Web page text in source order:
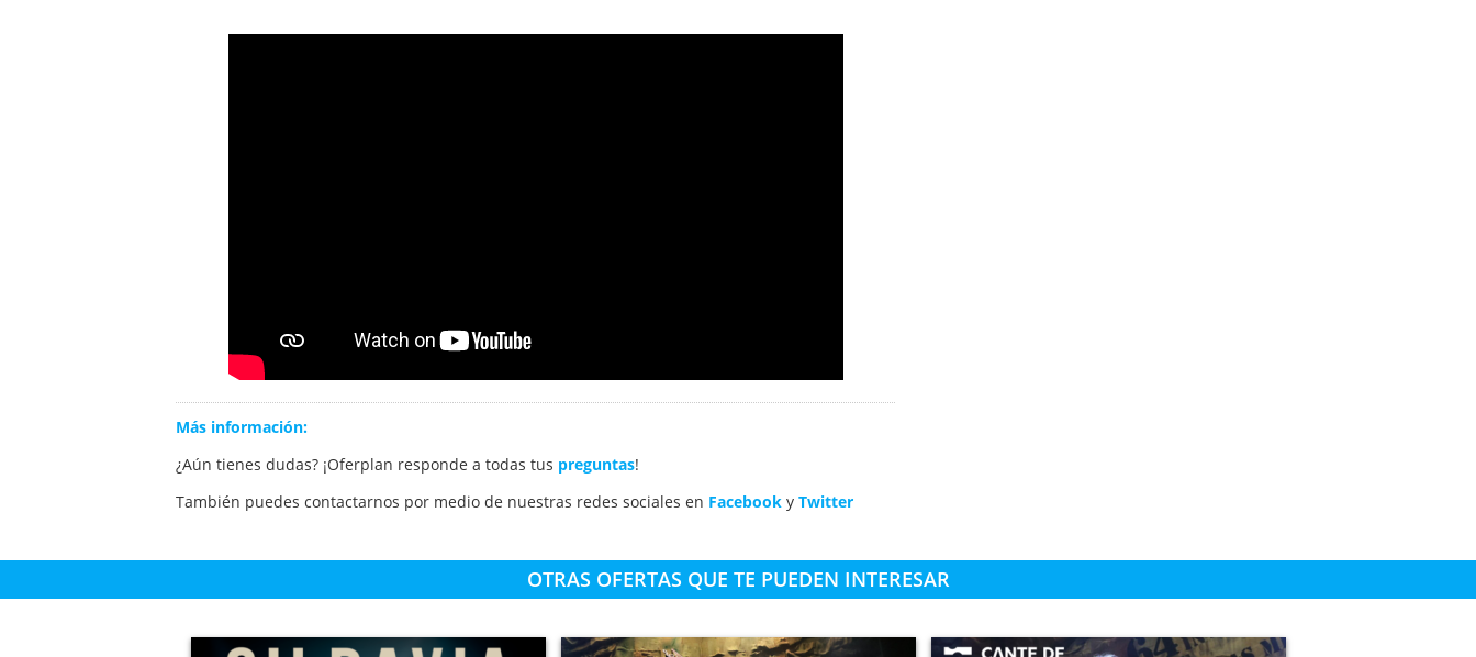
Más información:
¿Aún tienes dudas? ¡Oferplan responde a todas tus preguntas!
También puedes contactarnos por medio de nuestras redes sociales en Facebook y Twitter
OTRAS OFERTAS QUE TE PUEDEN INTERESAR